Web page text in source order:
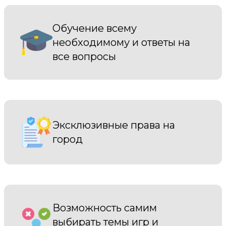
Обучение всему
необходимому и ответы на
все вопросы
Эксклюзивные права на
город
Возможность самим
выбирать темы игр и